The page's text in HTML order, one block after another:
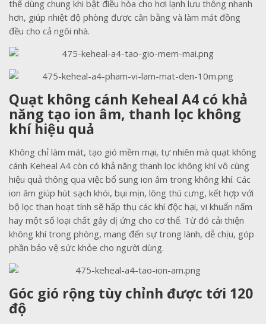
thể dùng chung khi bật điều hòa cho hơi lạnh lưu thông nhanh
hơn, giúp nhiệt độ phòng được cân bằng và làm mát đồng
đều cho cả ngôi nhà.
Quạt không cánh Keheal A4 có khả
năng tạo ion âm, thanh lọc không
khí hiệu quả
Không chỉ làm mát, tạo gió mềm mại, tự nhiên mà quạt không
cánh Keheal A4 còn có khả năng thanh lọc không khí vô cùng
hiệu quả thông qua việc bổ sung ion âm trong không khí. Các
ion âm giúp hút sạch khói, bụi mịn, lông thú cưng, kết hợp với
bộ lọc than hoạt tính sẽ hấp thụ các khí độc hại, vi khuẩn nấm
hay một số loại chất gây dị ứng cho cơ thể. Từ đó cải thiện
không khí trong phòng, mang đến sự trong lành, dễ chịu, góp
phần bảo vệ sức khỏe cho người dùng.
Góc gió rộng tùy chỉnh được tới 120
độ